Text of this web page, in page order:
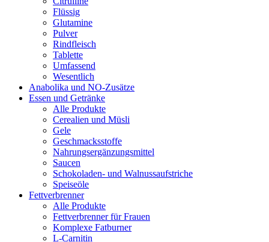
Flüssig
Glutamine
Pulver
Rindfleisch
Tablette
Umfassend
Wesentlich
Anabolika und NO-Zusätze
Essen und Getränke
Alle Produkte
Cerealien und Müsli
Gele
Geschmacksstoffe
Nahrungsergänzungsmittel
Saucen
Schokoladen- und Walnussaufstriche
Speiseöle
Fettverbrenner
Alle Produkte
Fettverbrenner für Frauen
Komplexe Fatburner
L-Carnitin